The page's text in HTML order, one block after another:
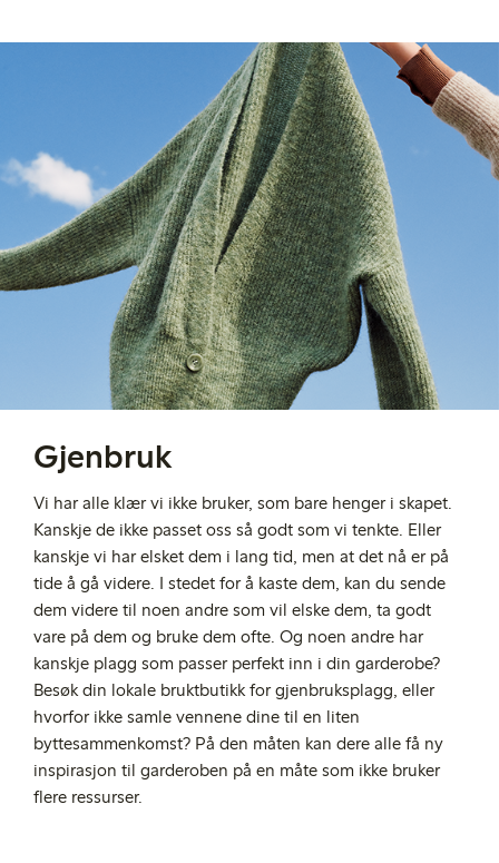
Gjenbruk
Vi har alle klær vi ikke bruker, som bare henger i skapet.
Kanskje de ikke passet oss så godt som vi tenkte. Eller
kanskje vi har elsket dem i lang tid, men at det nå er på
tide å gå videre. I stedet for å kaste dem, kan du sende
dem videre til noen andre som vil elske dem, ta godt
vare på dem og bruke dem ofte. Og noen andre har
kanskje plagg som passer perfekt inn i din garderobe?
Besøk din lokale bruktbutikk for gjenbruksplagg, eller
hvorfor ikke samle vennene dine til en liten
byttesammenkomst? På den måten kan dere alle få ny
inspirasjon til garderoben på en måte som ikke bruker
flere ressurser.